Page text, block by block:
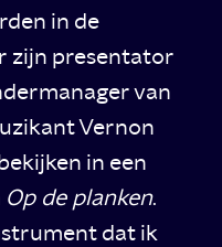
in de
zijn presentator
van
Vernon
in een
Op de planken.
dat ik